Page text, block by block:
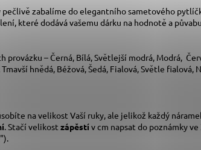
zabalíme do elegantního sametového
které dodává vašemu dárku na hodnotě a
provázku – Černá, Bílá, Světlejší modrá, Modrá,
hnědá, Béžová, Šedá, Fialová, Světle fialová,
na velikost Vaší ruky,ale jelikož každý
. Stačí velikost zápěstív cm napsat do poznámky